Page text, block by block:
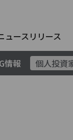
ュースリリース
情報 個人投資